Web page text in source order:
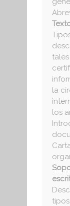
la
los